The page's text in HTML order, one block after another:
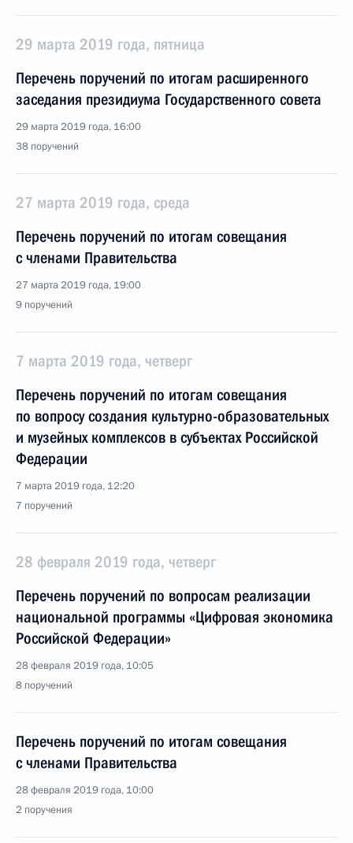
29 марта 2019 года, пятница
Перечень поручений по итогам расширенного
заседания президиума Государственного совета
29 марта 2019 года, 16:00
38 поручений
27 марта 2019 года, среда
Перечень поручений по итогам совещания
с членами Правительства
27 марта 2019 года, 19:00
9 поручений
7 марта 2019 года, четверг
Перечень поручений по итогам совещания
по вопросу создания культурно-образовательных
и музейных комплексов в субъектах Российской
Федерации
7 марта 2019 года, 12:20
7 поручений
28 февраля 2019 года, четверг
Перечень поручений по вопросам реализации
национальной программы «Цифровая экономика
Российской Федерации»
28 февраля 2019 года, 10:05
8 поручений
Перечень поручений по итогам совещания
с членами Правительства
28 февраля 2019 года, 10:00
2 поручения